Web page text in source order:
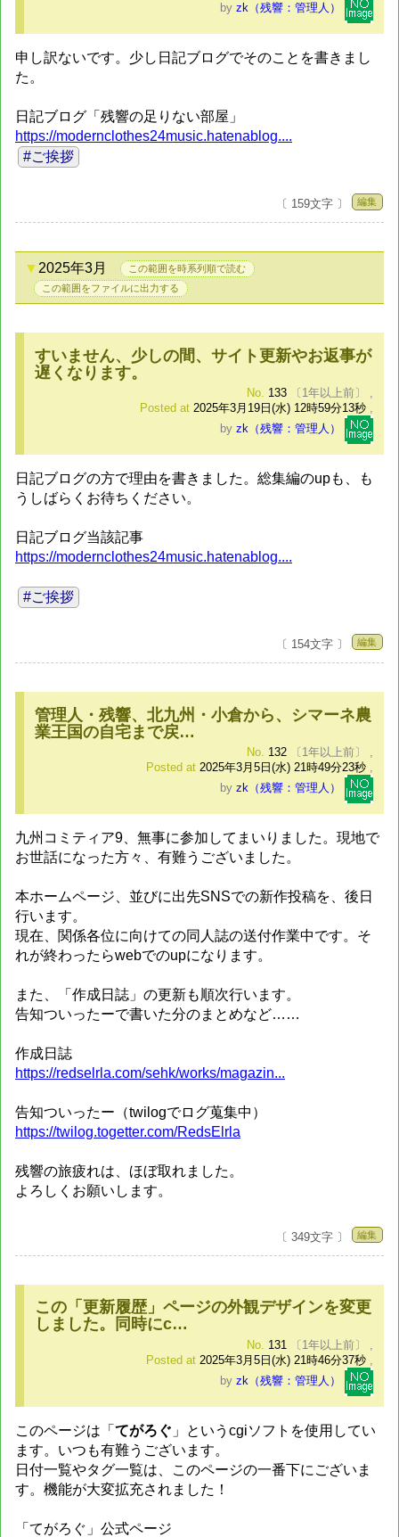
by zk（残響：管理人）
申し訳ないです。少し日記ブログでそのことを書きまし
た。
日記ブログ「残響の足りない部屋」
https://modernclothes24music.hatenablog....
#ご挨拶
〔 159文字 〕 編集
2025年3月
この範囲を時系列順で読む
この範囲をファイルに出力する
すいません、少しの間、サイト更新やお返事が
遅くなります。
No. 133 〔1年以上前〕
,
Posted at 2025年3月19日(水) 12時59分13秒 ,
by zk（残響：管理人）
日記ブログの方で理由を書きました。総集編のupも、も
うしばらくお待ちください。
日記ブログ当該記事
https://modernclothes24music.hatenablog....
#ご挨拶
〔 154文字 〕 編集
管理人・残響、北九州・小倉から、シマーネ農
業王国の自宅まで戻…
No. 132 〔1年以上前〕
Posted at 2025年3月5日(水) 21時49分23秒
by zk（残響：管理人）
九州コミティア9、無事に参加してまいりました。現地で
お世話になった方々、有難うございました。
本ホームページ、並びに出先SNSでの新作投稿を、後日
行います。
現在、関係各位に向けての同人誌の送付作業中です。そ
れが終わったらwebでのupになります。
また、「作成日誌」の更新も順次行います。
告知ついったーで書いた分のまとめなど……
作成日誌
https://redselrla.com/sehk/works/magazin...
告知ついったー（twilogでログ蒐集中）
https://twilog.togetter.com/RedsElrla
残響の旅疲れは、ほぼ取れました。
よろしくお願いします。
〔 349文字 〕 編集
この「更新履歴」ページの外観デザインを変更
しました。同時にc…
No. 131 〔1年以上前〕
Posted at 2025年3月5日(水) 21時46分37秒
by zk（残響：管理人）
このページは「 てがろぐ 」というcgiソフトを使用してい
ます。いつも有難うございます。
日付一覧やタグ一覧は、このページの一番下にございま
す。機能が大変拡充されました！
「てがろぐ」公式ページ